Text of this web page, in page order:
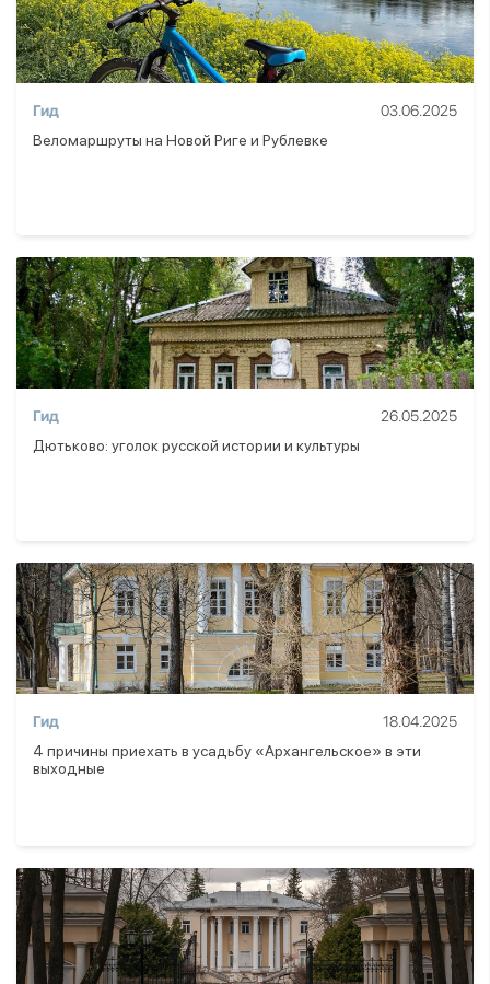
Гид
03.06.2025
Веломаршруты на Новой Риге и Рублевке
Гид
26.05.2025
Дютьково: уголок русской истории и культуры
Гид
18.04.2025
4 причины приехать в усадьбу «Архангельское» в эти
выходные